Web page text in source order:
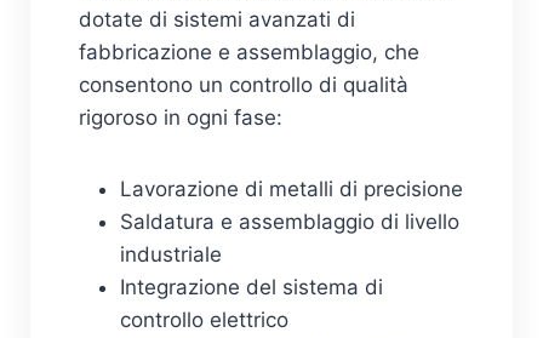
dotate di sistemi avanzati di
fabbricazione e assemblaggio, che
consentono un controllo di qualità
rigoroso in ogni fase:
Lavorazione di metalli di precisione
Saldatura e assemblaggio di livello
industriale
Integrazione del sistema di
controllo elettrico